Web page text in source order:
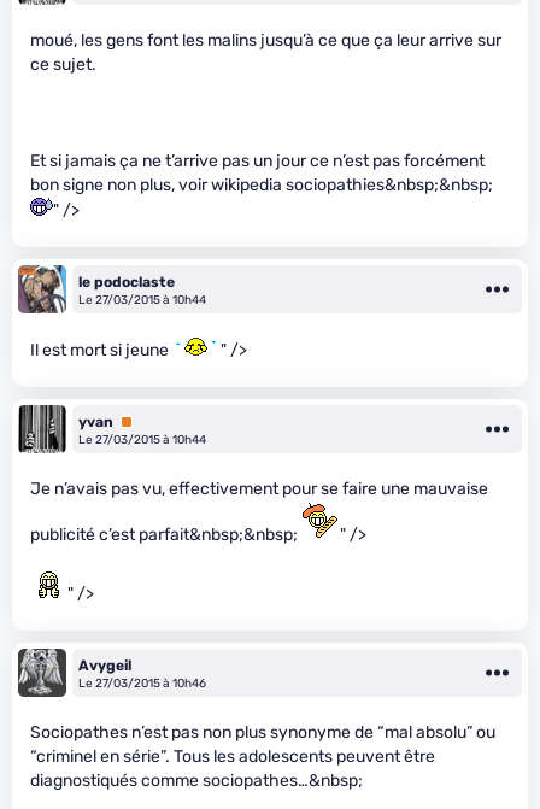
moué, les gens font les malins jusqu’à ce que ça leur arrive sur
ce sujet.
Et si jamais ça ne t’arrive pas un jour ce n’est pas forcément
bon signe non plus, voir wikipedia sociopathies&nbsp;&nbsp;
" />
le podoclaste
Le 27/03/2015 à 10h44
Il est mort si jeune " />
yvan
Premium
Le 27/03/2015 à 10h44
Je n’avais pas vu, effectivement pour se faire une mauvaise
publicité c’est parfait&nbsp;&nbsp; " />
" />
Avygeil
Le 27/03/2015 à 10h46
Sociopathes n’est pas non plus synonyme de “mal absolu” ou
“criminel en série”. Tous les adolescents peuvent être
diagnostiqués comme sociopathes…&nbsp;